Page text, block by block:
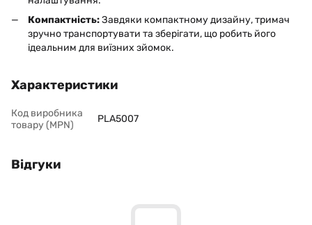
Компактність:Завдяки компактному дизайну, тримач
зручно транспортувати та зберігати, що робить його
ідеальним для виїзних зйомок.
Характеристики
Код виробника
товару (MPN)
PLA5007
Відгуки